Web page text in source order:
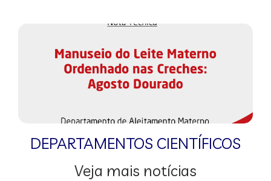
DEPARTAMENTOS CIENTÍFICOS
Veja mais notícias